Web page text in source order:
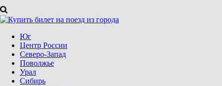
Юг
Центр России
Северо-Запад
Поволжье
Урал
Сибирь